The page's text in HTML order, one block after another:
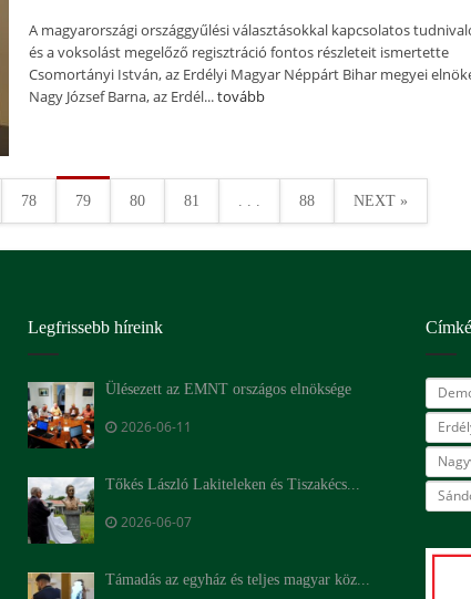
A magyarországi országgyűlési választásokkal kapcsolatos
és a voksolást megelőző regisztráció fontos részleteit ismertette
Csomortányi István, az Erdélyi Magyar Néppárt Bihar megyei
Nagy József Barna, az Erdél...tovább
78 79 80 81 . . . 88 NEXT »
Legfrissebb híreink
Ülésezett az EMNT országos elnöksége
2026-06-11
Tőkés László Lakiteleken és Tiszakécs...
2026-06-07
Támadás az egyház és teljes magyar köz...